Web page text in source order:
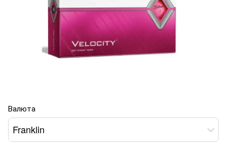
Валюта
Franklin